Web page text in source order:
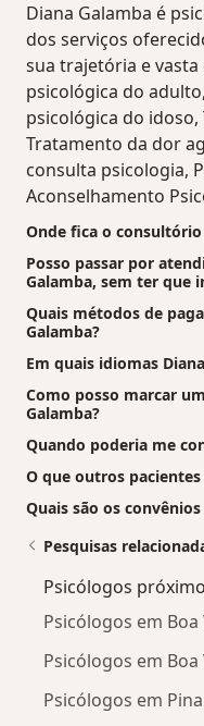
Diana Galamba é
dos serviços
sua trajetória e
psicológica do
psicológica do
Tratamento da dor
consulta psicologia,
Aconselhamento
Onde fica o consultório
Posso passar por
Galamba, sem ter que
Quais métodos de
Galamba?
Em quais idiomas
Como posso marcar
Galamba?
Quando poderia me
O que outros
Quais são os
Pesquisas
Psicólogos
Psicólogos em Boa
Psicólogos em Boa
Psicólogos em Pina